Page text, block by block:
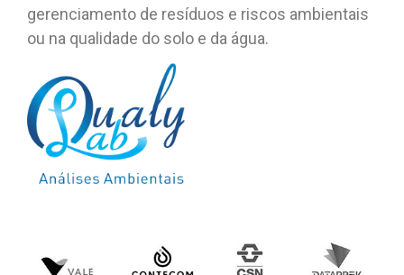
gerenciamento de resíduos e riscos ambientais
ou na qualidade do solo e da água.